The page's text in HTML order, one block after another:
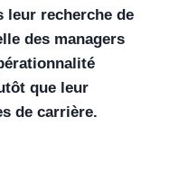
leur recherche de
des managers
que leur
de carrière.